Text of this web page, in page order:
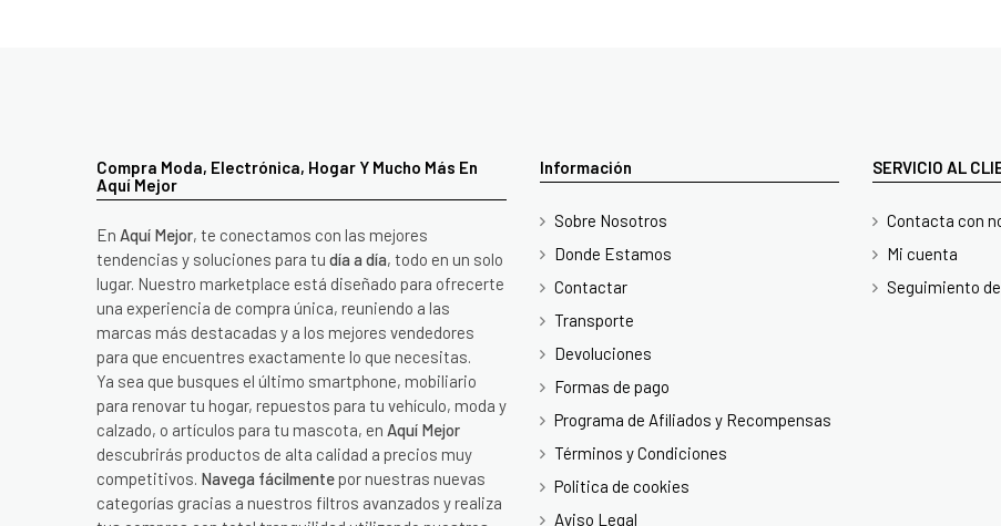
Compra Moda, Electrónica, Hogar Y Mucho Más En
Aquí Mejor
En Aquí Mejor, te conectamos con las mejores
tendencias y soluciones para tu día a día, todo en un solo
lugar. Nuestro marketplace está diseñado para ofrecerte
una experiencia de compra única, reuniendo a las
marcas más destacadas y a los mejores vendedores
para que encuentres exactamente lo que necesitas.
Ya sea que busques el último smartphone, mobiliario
para renovar tu hogar, repuestos para tu vehículo, moda y
calzado, o artículos para tu mascota, en Aquí Mejor
descubrirás productos de alta calidad a precios muy
competitivos. Navega fácilmente por nuestras nuevas
categorías gracias a nuestros filtros avanzados y realiza
Información
Sobre Nosotros
Donde Estamos
Contactar
Transporte
Devoluciones
Formas de pago
Programa de Afiliados y Recompensas
Términos y Condiciones
Politica de cookies
Aviso Legal
SERVICIO AL
Contacta con
Mi cuenta
Seguimiento